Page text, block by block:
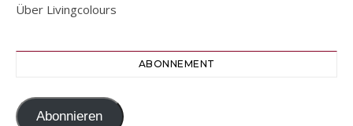
Über Livingcolours
ABONNEMENT
Abonnieren